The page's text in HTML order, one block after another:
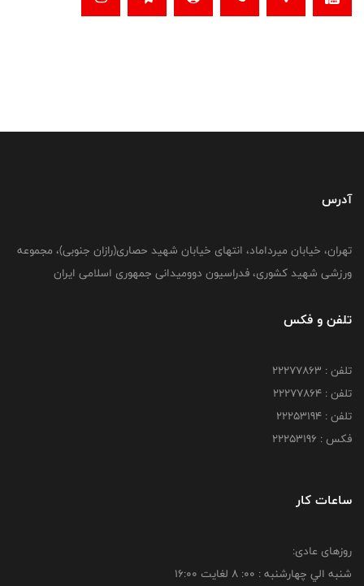
آدرس
تهران، خیابان میرداماد، انتهای خیابان شهید حصاری(رازان جنوبی)، مجموعه
ورزشی شهید کشوری، فدراسیون دوومیدانی جمهوری اسلامی ایران
تلفن و فکس
تلفن : 22277863
تلفن : 22277864
تلفن : 22253194
فکس : 22253196
ساعات کار
روزهای عادی:
شنبه الي چهارشنبه : 00: 8 لغايت 16:00